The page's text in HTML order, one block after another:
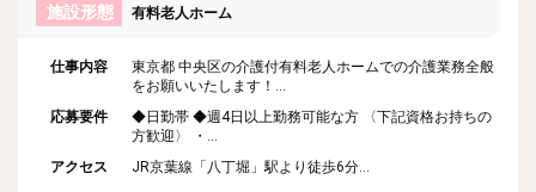
施設形態 有料老人ホーム
仕事内容
東京都 中央区の介護付有料老人ホームでの介護業務全般
をお願いいたします！...
応募要件
◆日勤帯 ◆週4日以上勤務可能な方 〈下記資格お持ちの
方歓迎〉 ・...
アクセス
JR京葉線「八丁堀」駅より徒歩6分...